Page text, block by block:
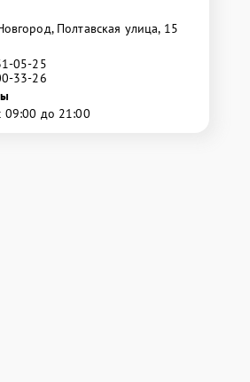
Полтавская улица, 15
05-25
33-26
09:00 до 21:00